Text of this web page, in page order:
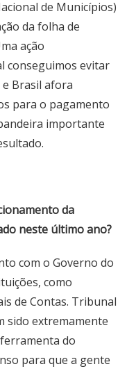
de Municípios)
da folha de
ação
conseguimos evitar
Brasil afora
para o pagamento
importante
da
neste último ano?
com o Governo do
como
de Contas. Tribunal
sido extremamente
do
para que a gente